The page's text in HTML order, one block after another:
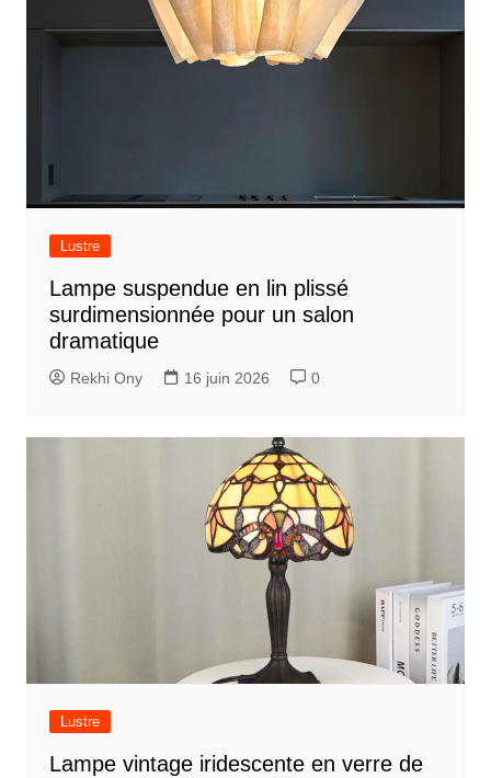
Lustre
Lampe suspendue en lin plissé
surdimensionnée pour un salon
dramatique
Rekhi Ony 16 juin 2026 0
Lustre
Lampe vintage iridescente en verre de